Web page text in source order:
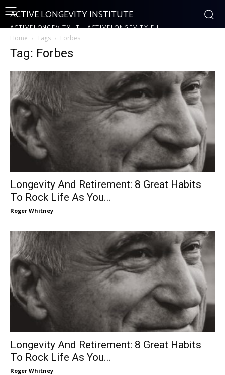
ACTIVE LONGEVITY INSTITUTE
ACTIVELONGEVITY.IT | ACTIVELONGEVITY.EU
Home Tags Forbes
Tag: Forbes
Longevity And Retirement: 8 Great Habits
To Rock Life As You...
Roger Whitney
Longevity And Retirement: 8 Great Habits
To Rock Life As You...
Roger Whitney